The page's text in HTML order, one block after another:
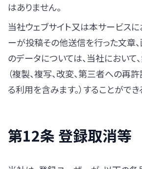
はありません。
当社ウェブサイト又は本サービス
ーが投稿その他送信を行った文章
のデータについては、当社において
（複製、複写、改変、第三者への再
る利用を含みます。）することができ
第12条 登録取消等